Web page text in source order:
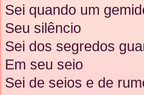
Sei quando um
Seu silêncio
Sei dos segredos
Em seu seio
Sei de seios e de